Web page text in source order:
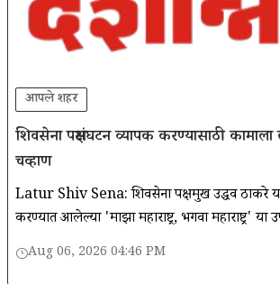
आपले शहर
शिवसेना पक्षसंघटन व्यापक करण्यासाठी
चव्हाण
Latur Shiv Sena: शिवसेना पक्षप्रमुख उद्धव ठाकरे
करण्यात आलेल्या 'माझा महाराष्ट्र, भगवा महाराष्ट्र' या
जिल्ह्यात पक्षसंघटन अधिक भक्कम आणि व्यापक
Aug 06, 2026 04:46 PM